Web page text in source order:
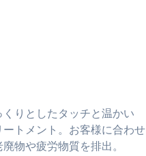
くりとしたタッチと温かい
トメント。お客様に合わせ
物や疲労物質を排出。